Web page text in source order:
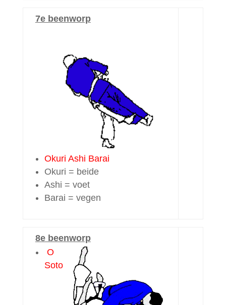
7e beenworp
Okuri Ashi Barai
Okuri = beide
Ashi = voet
Barai = vegen
8e beenworp
O
Soto